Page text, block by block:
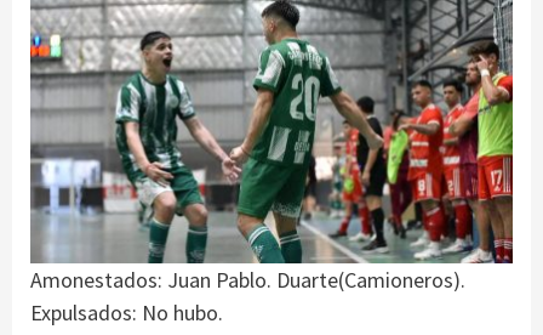
Amonestados: Juan Pablo. Duarte(Camioneros).
Expulsados: No hubo.